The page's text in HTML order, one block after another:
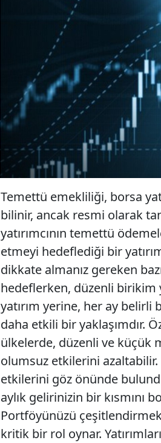
Temettü emekliliği, borsa
bilinir, ancak resmi olarak
yatırımcının temettü
etmeyi hedeflediği bir
dikkate almanız gereken
hedeflerken, düzenli birikim
yatırım yerine, her ay belirli
daha etkili bir yaklaşımdır.
ülkelerde, düzenli ve küçük
olumsuz etkilerini
etkilerini göz önünde
aylık gelirinizin bir kısmını
Portföyünüzü
kritik bir rol oynar.